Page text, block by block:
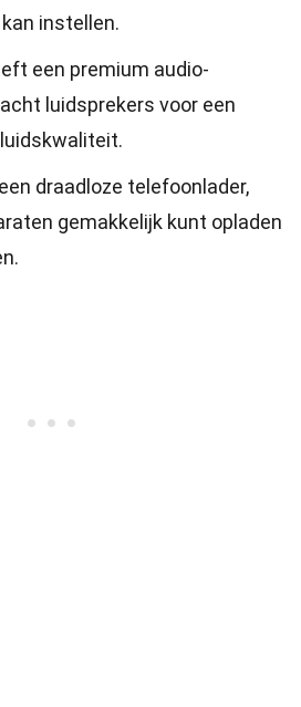
instellen.
een premium audio-
luidsprekers voor een
draadloze telefoonlader,
gemakkelijk kunt opladen